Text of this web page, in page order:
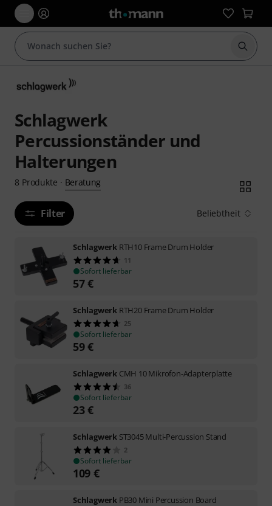
Suche
Schlagwerk
Percussionständer und
Halterungen
8 Produkte · Beratung
Filter Beliebtheit
Schlagwerk RTH10 Frame Drum Holder
11
Sofort lieferbar
57€
Schlagwerk RTH20 Frame Drum Holder
25
Sofort lieferbar
59€
Schlagwerk CMH 10 Mikrofon-Adapterplatte
36
Sofort lieferbar
23€
Schlagwerk ST3045 Multi-Percussion Stand
2
Sofort lieferbar
109 €
Schlagwerk PB30 Mini Percussion Board